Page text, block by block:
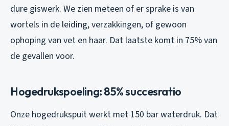
dure giswerk. We zien meteen of er sprake is van
wortels in de leiding, verzakkingen, of gewoon
ophoping van vet en haar. Dat laatste komt in 75% van
de gevallen voor.
Hogedrukspoeling: 85% succesratio
Onze hogedrukspuit werkt met 150 bar waterdruk. Dat